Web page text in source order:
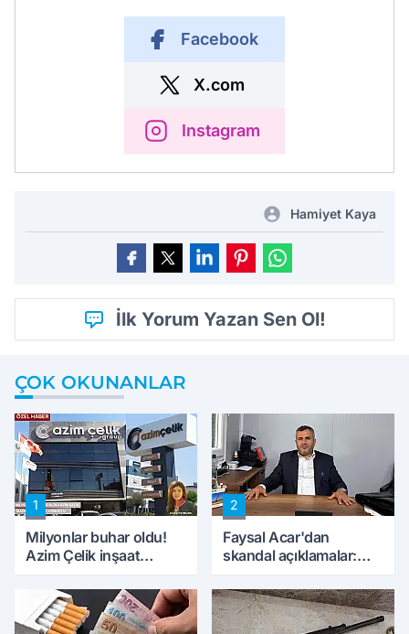
Facebook
X.com
Instagram
Hamiyet Kaya
İlk Yorum Yazan Sen Ol!
ÇOK OKUNANLAR
1
Milyonlar buhar oldu!
Azim Çelik inşaat
konuştu
2
Faysal Acar'dan
skandal açıklamalar:
peynircilerimizi de
kıskaca aldı, müdahale
ettik'